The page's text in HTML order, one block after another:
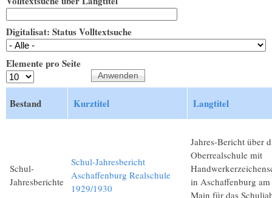
Digitalisat: Status Volltextsuche
Elemente pro Seite
Bestand Kurztitel Langtitel
Schul-
Jahresberichte
Schul-Jahresbericht
Aschaffenburg Realschule
1929/1930
Jahres-Bericht über
Oberrealschule mit
in Aschaffenburg am
Main für das